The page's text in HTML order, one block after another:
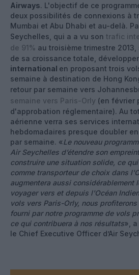
Airways. L'objectif de ce
deux possibilités de connexions à
Mumbai et Abu Dhabi et au-delà.
Seychelles, qui a a vu son trafic
de 91% au troisième trimestre
de sa croissance totale,
international en proposant trois
semaine à destination de Hong
retour par semaine vers
semaine vers Paris-Orly (en février
d'approbation réglementaire). Au
aérienne verra ses services
hebdomadaires presque doubler
par semaine. «Le nouveau
Air Seychelles d’étendre son
construire une situation solide, ce
comme transporteur de choix dans
augmentera aussi considérablement
voyager vers et depuis l'Océan
vols vers Paris-Orly, nous
fourni par notre programme de vols
ce qui contribuera à nos résultats», a
le Chief Executive Officer d’Air